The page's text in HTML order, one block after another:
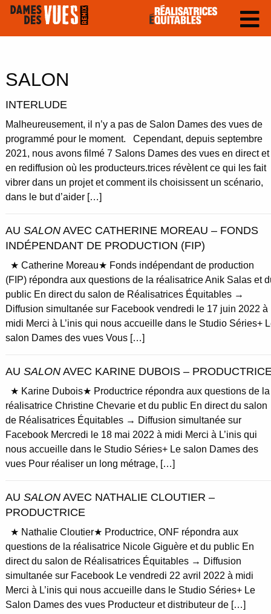
SALON
INTERLUDE
Malheureusement, il n’y a pas de Salon Dames des vues de
programmé pour le moment. Cependant, depuis septembre
2021, nous avons filmé 7 Salons Dames des vues en direct et
en rediffusion où les producteurs.trices révèlent ce qui les fait
vibrer dans un projet et comment ils choisissent un scénario,
dans le but d’aider […]
AU SALONAVEC CATHERINE MOREAU – FONDS
INDÉPENDANT DE PRODUCTION (FIP)
★ Catherine Moreau★ Fonds indépendant de production
(FIP) répondra aux questions de la réalisatrice Anik Salas et
public En direct du salon de Réalisatrices Équitables →
Diffusion simultanée sur Facebook vendredi le 17 juin 2022 à
midi Merci à L’inis qui nous accueille dans le Studio Séries+
salon Dames des vues Vous […]
AU SALONAVEC KARINE DUBOIS –
★ Karine Dubois★ Productrice répondra aux questions de la
réalisatrice Christine Chevarie et du public En direct du salon
de Réalisatrices Équitables → Diffusion simultanée sur
Facebook Mercredi le 18 mai 2022 à midi Merci à L’inis qui
nous accueille dans le Studio Séries+ Le salon Dames des
vues Pour réaliser un long métrage, […]
AU SALONAVEC NATHALIE CLOUTIER –
PRODUCTRICE
★ Nathalie Cloutier★ Productrice, ONF répondra aux
questions de la réalisatrice Nicole Giguère et du public En
direct du salon de Réalisatrices Équitables → Diffusion
simultanée sur Facebook Le vendredi 22 avril 2022 à midi
Merci à L’inis qui nous accueille dans le Studio Séries+ Le
Salon Dames des vues Producteur et distributeur de […]